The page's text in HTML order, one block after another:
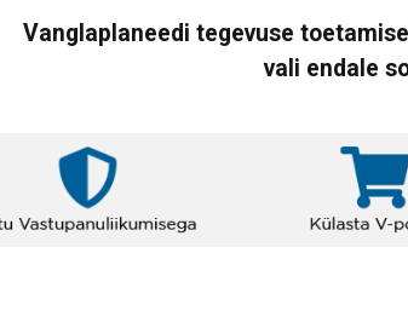
Vanglaplaneedi tegevuse
vali endale